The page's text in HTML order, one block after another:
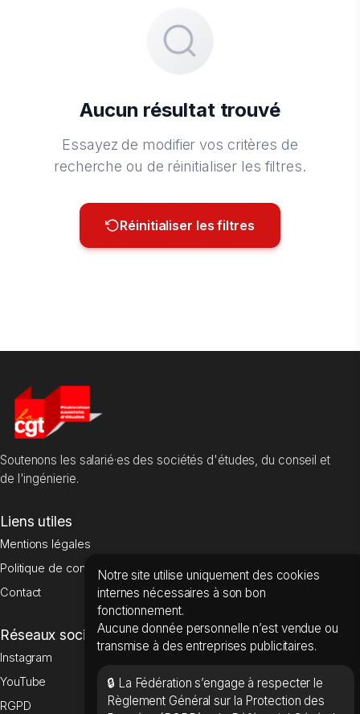
Aucun résultat trouvé
Essayez de modifier vos critères de
recherche ou de réinitialiser les filtres.
Réinitialiser les filtres
Soutenons les salarié·es des sociétés d'études, du conseil et
de l'ingénierie.
Liens utiles
Mentions légales
Politique de confidentialité
Contact
Réseaux sociaux
Instagram
YouTube
RGPD
Notre site utilise uniquement des cookies
internes nécessaires à son bon
fonctionnement.
Aucune donnée personnelle n’est vendue ou
transmise à des entreprises publicitaires.
🔒 La Fédération s’engage à respecter le
Règlement Général sur la Protection des